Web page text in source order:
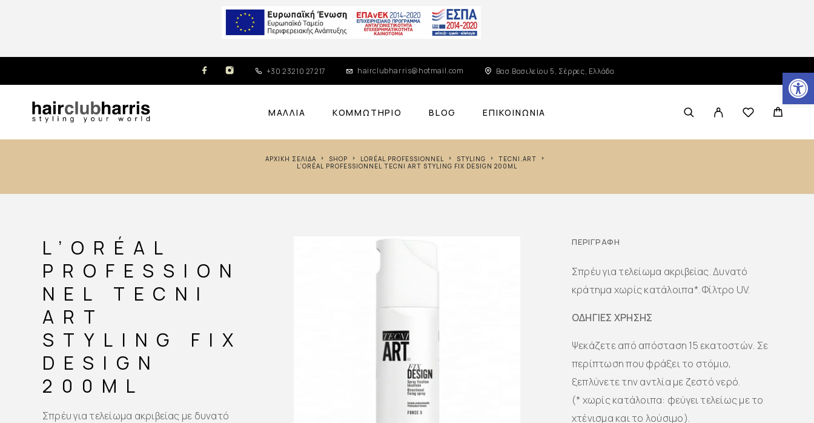
Ανοίξτε τη γραμμή εργαλείων
+30 23210 27217 hairclubharris@hotmail.com Βασ.Βασιλείου 5, Σέρρες, Ελλάδα
ΜΑΛΛΙΆ ΚΟΜΜΩΤΉΡΙΟ BLOG ΕΠΙΚΟΙΝΩΝΊΑ
ΑΡΧΙΚΉ ΣΕΛΊΔΑ SHOP LORÉAL PROFESSIONNEL STYLING
TECNI.ART
L’ORÉAL PROFESSIONNEL TECNI ART STYLING FIX DESIGN 200ML
L’ORÉAL
PROFESSION
NEL TECNI
ART
STYLING FIX
DESIGN
200ML
Σπρέυ για τελείωμα ακριβείας με δυνατό
ΠΕΡΙΓΡΑΦΉ
Σπρέυ για τελείωμα ακριβείας. Δυνατό
κράτημα χωρίς κατάλοιπα*. Φίλτρο UV.
ΟΔΗΓΙΕΣ ΧΡΗΣΗΣ
Ψεκάζετε από απόσταση 15 εκατοστών. Σε
περίπτωση που φράξει το στόμιο,
ξεπλύνετε την αντλία με ζεστό νερό.
(* χωρίς κατάλοιπα: φεύγει τελείως με το
χτένισμα και το λούσιμο).